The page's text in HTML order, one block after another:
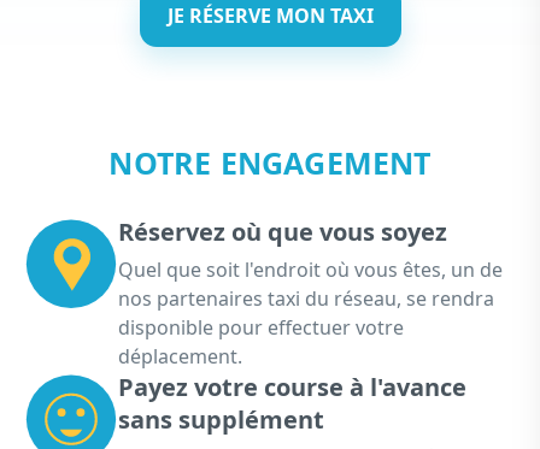
JE RÉSERVE MON TAXI
NOTRE ENGAGEMENT
Réservez où que vous soyez
Quel que soit l'endroit où vous êtes, un de
nos partenaires taxi du réseau, se rendra
disponible pour effectuer votre
déplacement.
Payez votre course à l'avance
sans supplément